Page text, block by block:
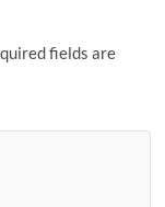
fields are